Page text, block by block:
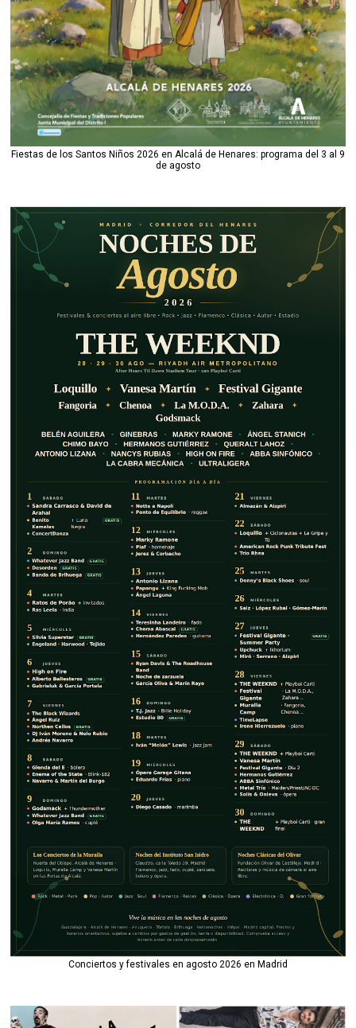
Fiestas de los Santos Niños 2026 en Alcalá de Henares: programa del 3 al 9
de agosto
Conciertos y festivales en agosto 2026 en Madrid